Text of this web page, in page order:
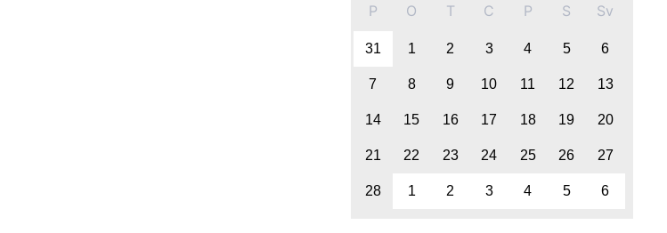
P O T C P S Sv
31 1 2 3 4 5 6
7 8 9 10 11 12 13
14 15 16 17 18 19 20
21 22 23 24 25 26 27
28 1 2 3 4 5 6